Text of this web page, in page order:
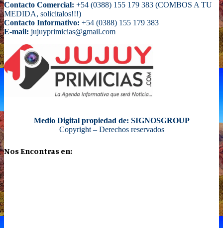
Contacto Comercial: +54 (0388) 155 179 383 (COMBOS A TU
MEDIDA, solicitalos!!!)
Contacto Informativo: +54 (0388) 155 179 383
E-mail: jujuyprimicias@gmail.com
Medio Digital propiedad de: SIGNOSGROUP
Copyright – Derechos reservados
Nos Encontras en: